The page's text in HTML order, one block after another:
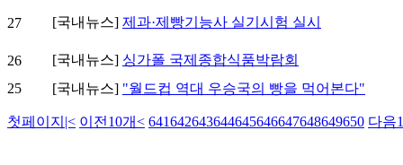
27 [국내뉴스] 제과·제빵기능사 실기시험 실시
26 [국내뉴스] 싱가폴 국제종합식품박람회
25
[국내뉴스] "월드컵 역대 우승국의 빵을 먹어본다"
첫페이지 |< 이전10개< 641642643644645646647648649650 다음